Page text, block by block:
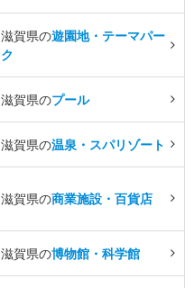
滋賀県の遊園地・テーマパー
ク
滋賀県のプール
滋賀県の温泉・スパリゾート
滋賀県の商業施設・百貨店
滋賀県の博物館・科学館